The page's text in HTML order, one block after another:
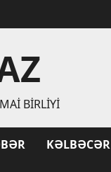
BIRLIYI
KƏLBƏCƏR